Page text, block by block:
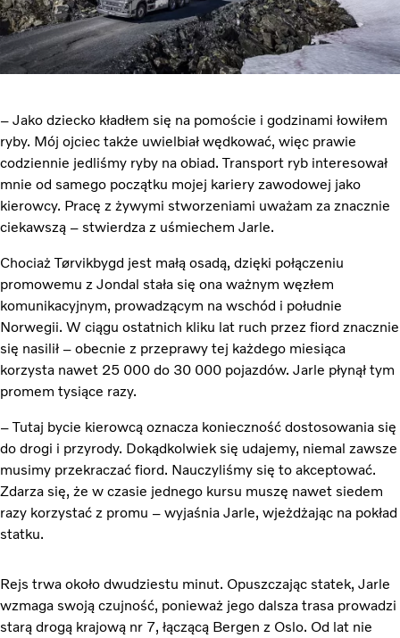
– Jako dziecko kładłem się na pomoście i godzinami łowiłem
ryby. Mój ojciec także uwielbiał wędkować, więc prawie
codziennie jedliśmy ryby na obiad. Transport ryb interesował
mnie od samego początku mojej kariery zawodowej jako
kierowcy. Pracę z żywymi stworzeniami uważam za znacznie
ciekawszą – stwierdza z uśmiechem Jarle.
Chociaż Tørvikbygd jest małą osadą, dzięki połączeniu
promowemu z Jondal stała się ona ważnym węzłem
komunikacyjnym, prowadzącym na wschód i południe
Norwegii. W ciągu ostatnich kliku lat ruch przez fiord znacznie
się nasilił – obecnie z przeprawy tej każdego miesiąca
korzysta nawet 25 000 do 30 000 pojazdów. Jarle płynął tym
promem tysiące razy.
– Tutaj bycie kierowcą oznacza konieczność dostosowania się
do drogi i przyrody. Dokądkolwiek się udajemy, niemal zawsze
musimy przekraczać fiord. Nauczyliśmy się to akceptować.
Zdarza się, że w czasie jednego kursu muszę nawet siedem
razy korzystać z promu – wyjaśnia Jarle, wjeżdżając na pokład
statku.
Rejs trwa około dwudziestu minut. Opuszczając statek, Jarle
wzmaga swoją czujność, ponieważ jego dalsza trasa prowadzi
starą drogą krajową nr 7, łączącą Bergen z Oslo. Od lat nie